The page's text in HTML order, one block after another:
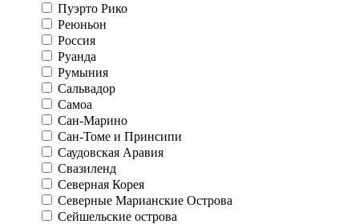
Пуэрто Рико
Реюньон
Россия
Руанда
Румыния
Сальвадор
Самоа
Сан-Марино
Сан-Томе и Принсипи
Саудовская Аравия
Свазиленд
Северная Корея
Северные Марианские Острова
Сейшельские острова